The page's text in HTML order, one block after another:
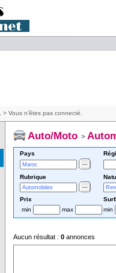
> Vous n'êtes pas connecté.
Auto/Moto>
Pays
Rubrique
Prix
min
max min
Aucun résultat : 0annonces